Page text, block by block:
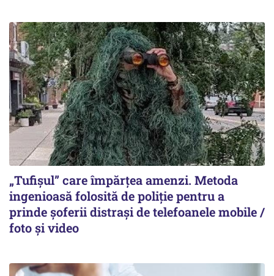
„Tufișul” care împărțea amenzi. Metoda
ingenioasă folosită de poliție pentru a
prinde șoferii distrași de telefoanele mobile /
foto și video